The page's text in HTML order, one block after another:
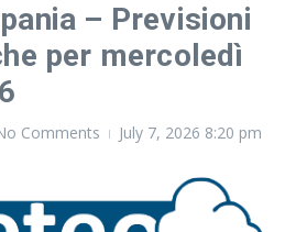
– Previsioni
per mercoledì
Comments July 7, 2026 8:20 pm